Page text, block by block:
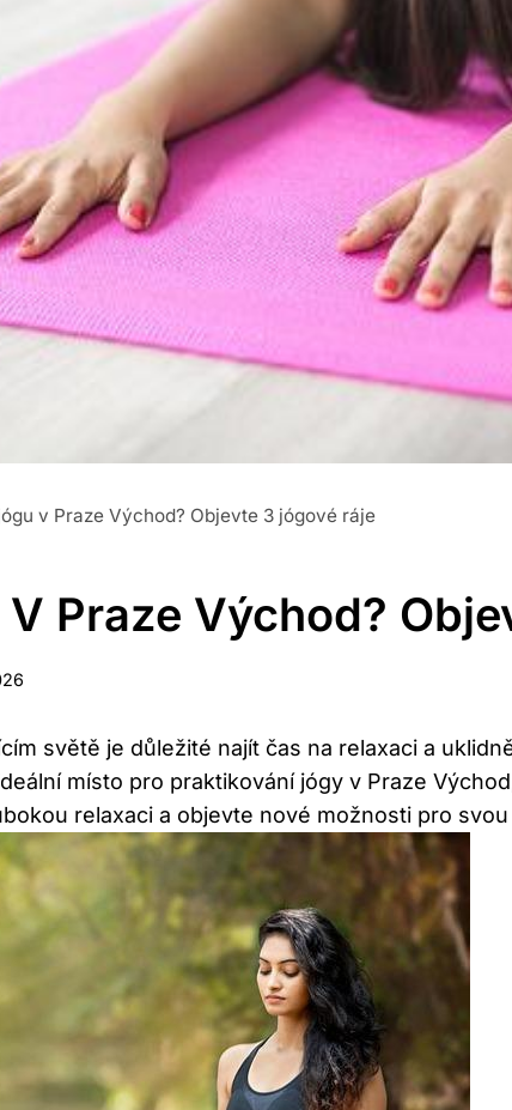
v Praze Východ? Objevte 3 jógové ráje
Praze Východ?
světě je důležité najít čas na relaxaci a
místo pro praktikování jógy v Praze
relaxaci a objevte nové možnosti pro